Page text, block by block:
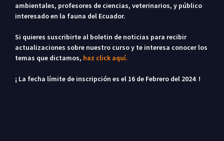
ambientales, profesores de ciencias, veterinarios, y público
interesado en la fauna del Ecuador.
Si quieres suscribirte al boletin de noticias para recibir
actualizaciones sobre nuestro curso y te interesa conocer los
temas que dictamos, haz click aquí.
¡ La fecha límite de inscripción es el 16 de Febrero del 2024 !